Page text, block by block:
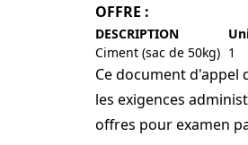
OFFRE :
DESCRIPTION
Ciment (sac de 50kg) 1
Ce document
les exigences
offres pour examen